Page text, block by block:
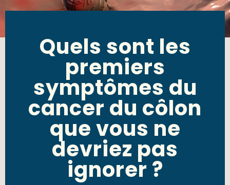
Quels sont les
premiers
symptômes du
cancer du côlon
que vous ne
devriez pas
ignorer ?